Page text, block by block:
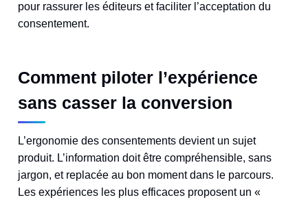
pour rassurer les éditeurs et faciliter l’acceptation du
consentement.
Comment piloter l’expérience
sans casser la conversion
L’ergonomie des consentements devient un sujet
produit. L’information doit être compréhensible, sans
jargon, et replacée au bon moment dans le parcours.
Les expériences les plus efficaces proposent un «